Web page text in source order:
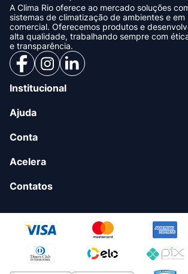
A Clima Rio oferece ao mercado soluções
sistemas de climatização de ambientes e
comercial. Oferecemos produtos e
alta qualidade, trabalhando sempre com
e transparência.
Institucional
Ajuda
Conta
Acelera
Contatos